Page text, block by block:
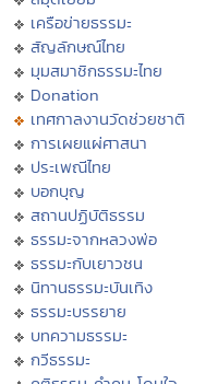
เครือข่ายธรรมะ
สัญลักษณ์ไทย
มุมสมาชิกธรรมะไทย
Donation
เทศกาลงานวัดช่วยชาติ
การเผยแผ่ศาสนา
ประเพณีไทย
บอกบุญ
สถานปฏิบัติธรรม
ธรรมะจากหลวงพ่อ
ธรรมะกับเยาวชน
นิทานธรรมะบันเทิง
ธรรมะบรรยาย
บทความธรรมะ
กวีธรรมะ